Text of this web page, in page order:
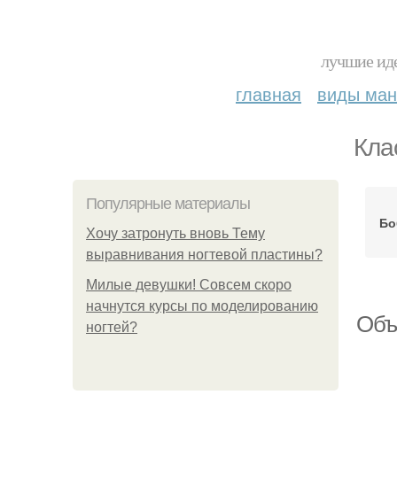
лучшие
главная виды
Популярные материалы
Хочу затронуть вновь Тему
выравнивания ногтевой пластины?
Милые девушки! Совсем скоро
начнутся курсы по моделированию
ногтей?